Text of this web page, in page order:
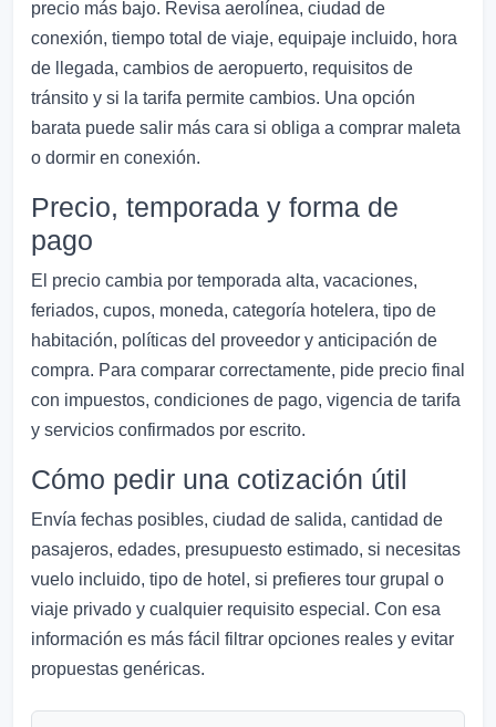
precio más bajo. Revisa aerolínea, ciudad de
conexión, tiempo total de viaje, equipaje incluido, hora
de llegada, cambios de aeropuerto, requisitos de
tránsito y si la tarifa permite cambios. Una opción
barata puede salir más cara si obliga a comprar maleta
o dormir en conexión.
Precio, temporada y forma de
pago
El precio cambia por temporada alta, vacaciones,
feriados, cupos, moneda, categoría hotelera, tipo de
habitación, políticas del proveedor y anticipación de
compra. Para comparar correctamente, pide precio final
con impuestos, condiciones de pago, vigencia de tarifa
y servicios confirmados por escrito.
Cómo pedir una cotización útil
Envía fechas posibles, ciudad de salida, cantidad de
pasajeros, edades, presupuesto estimado, si necesitas
vuelo incluido, tipo de hotel, si prefieres tour grupal o
viaje privado y cualquier requisito especial. Con esa
información es más fácil filtrar opciones reales y evitar
propuestas genéricas.